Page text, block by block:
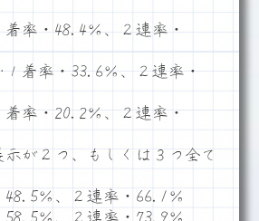
率・48.4％、２連率・
着率・33.6％、２連率・
率・20.2％、２連率・
が２つ、もしくは３つ全て
％、２連率・66.1％
％、２連率・73.9％